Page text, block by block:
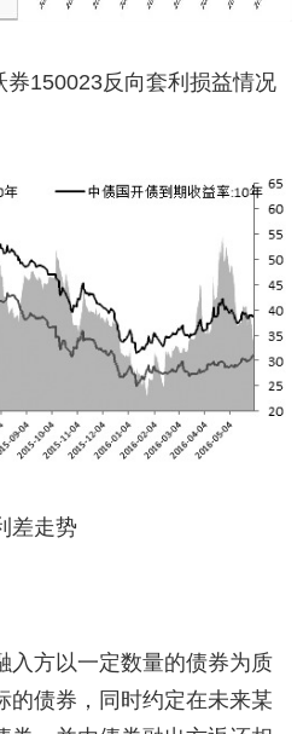
150023反向套利损益情况
走势
方以一定数量的债券为质
的债券，同时约定在未来某